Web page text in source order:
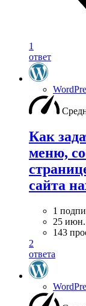
1
ответ
Как
меню,
сайта
1
25 июн.
143
2
ответа